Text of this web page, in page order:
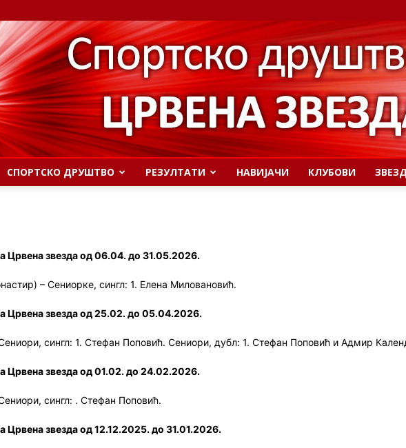
СПОРТСКО ДРУШТВО РЕЗУЛТАТИ НАВИЈАЧИ КЛУБОВИ
Црвена звезда од 06.04. до 31.05.2026.
– Сениорке, сингл: 1. Елена Миловановић.
Црвена звезда од 25.02. до 05.04.2026.
сингл: 1. Стефан Поповић. Сениори, дубл: 1. Стефан Поповић и Адмир
Црвена звезда од 01.02. до 24.02.2026.
сингл: . Стефан Поповић.
Црвена звезда од 12.12.2025. до 31.01.2026.